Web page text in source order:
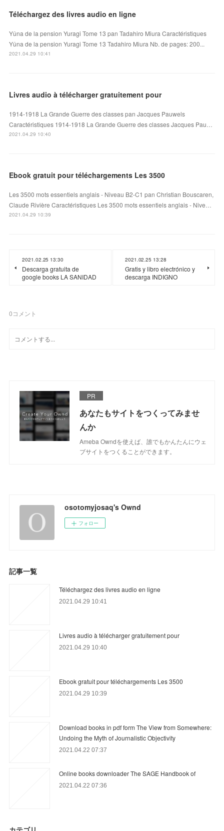
Téléchargez des livres audio en ligne
Yûna de la pension Yuragi Tome 13 pan Tadahiro Miura Caractéristiques
Yûna de la pension Yuragi Tome 13 Tadahiro Miura Nb. de pages: 200...
2021.04.29 10:41
Livres audio à télécharger gratuitement pour
1914-1918 La Grande Guerre des classes pan Jacques Pauwels
Caractéristiques 1914-1918 La Grande Guerre des classes Jacques Pau…
2021.04.29 10:40
Ebook gratuit pour téléchargements Les 3500
Les 3500 mots essentiels anglais - Niveau B2-C1 pan Christian Bouscaren,
Claude Rivière Caractéristiques Les 3500 mots essentiels anglais - Nive…
2021.04.29 10:39
2021.02.25 13:30
Descarga gratuita de
google books LA SANIDAD
2021.02.25 13:28
Gratis y libro electrónico y
descarga INDIGNO
0コメント
PR
あなたもサイトをつくってみませ
んか
Ameba Owndを使えば、誰でもかんたんにウェ
ブサイトをつくることができます。
osotomyjosaq's Ownd
フォロー
記事一覧
Téléchargez des livres audio en ligne
2021.04.29 10:41
Livres audio à télécharger gratuitement pour
2021.04.29 10:40
Ebook gratuit pour téléchargements Les 3500
2021.04.29 10:39
Download books in pdf form The View from Somewhere:
Undoing the Myth of Journalistic Objectivity
2021.04.22 07:37
Online books downloader The SAGE Handbook of
2021.04.22 07:36